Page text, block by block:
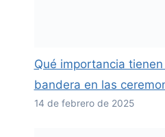
Qué importancia
bandera en las
14 de febrero de 2025